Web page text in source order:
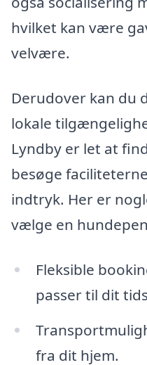
hvilket kan være
velvære.
Derudover kan du
lokale
Lyndby er let at
besøge
indtryk. Her er
vælge en
Fleksible
passer til dit
fra dit hjem.